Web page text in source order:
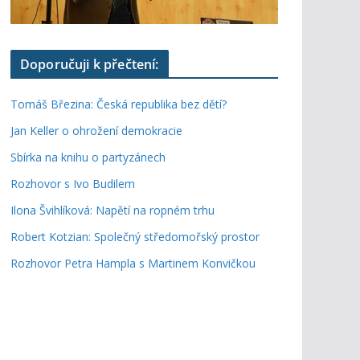
Doporučuji k přečtení:
Tomáš Březina: Česká republika bez dětí?
Jan Keller o ohrožení demokracie
Sbírka na knihu o partyzánech
Rozhovor s Ivo Budilem
Ilona Švihlíková: Napětí na ropném trhu
Robert Kotzian: Společný středomořský prostor
Rozhovor Petra Hampla s Martinem Konvičkou